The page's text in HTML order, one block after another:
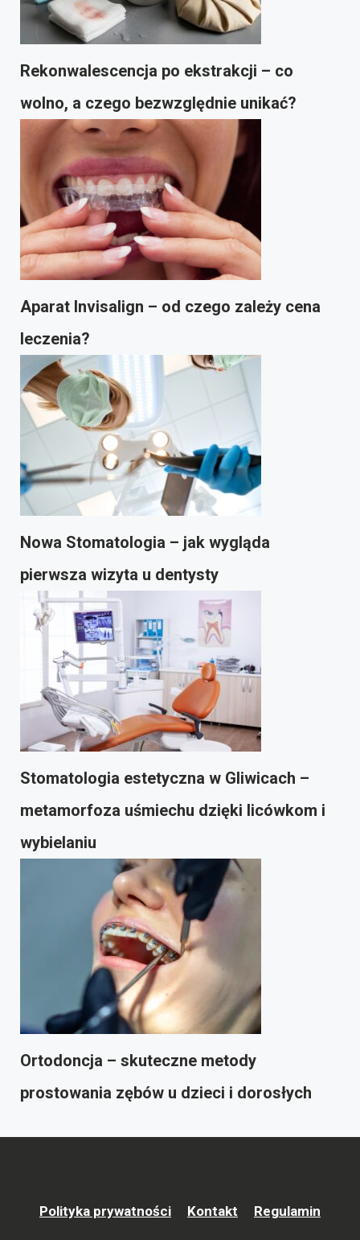
Rekonwalescencja po ekstrakcji – co
wolno, a czego bezwzględnie unikać?
Aparat Invisalign – od czego zależy cena
leczenia?
Nowa Stomatologia – jak wygląda
pierwsza wizyta u dentysty
Stomatologia estetyczna w Gliwicach –
metamorfoza uśmiechu dzięki licówkom i
wybielaniu
Ortodoncja – skuteczne metody
prostowania zębów u dzieci i dorosłych
Polityka prywatności Kontakt Regulamin